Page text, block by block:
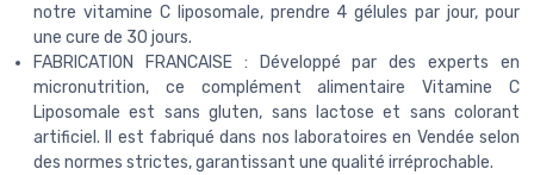
notre vitamine C liposomale, prendre 4 gélules par jour, pour
une cure de 30 jours.
FABRICATION FRANCAISE : Développé par des experts en
micronutrition, ce complément alimentaire Vitamine C
Liposomale est sans gluten, sans lactose et sans colorant
artificiel. Il est fabriqué dans nos laboratoires en Vendée selon
des normes strictes, garantissant une qualité irréprochable.